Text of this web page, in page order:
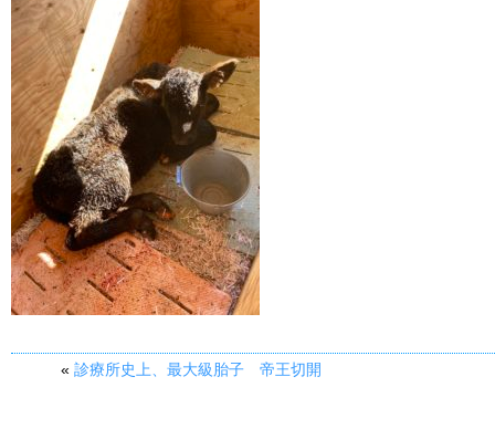
« 診療所史上、最大級胎子 帝王切開